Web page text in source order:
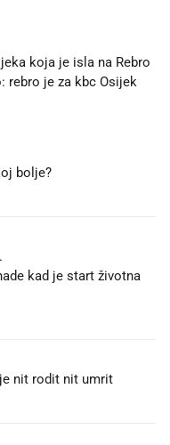
koja je isla na Rebro
rebro je za kbc Osijek
bolje?
kad je start životna
nit rodit nit umrit